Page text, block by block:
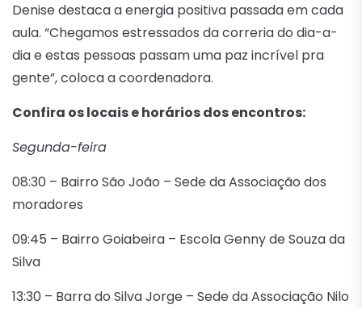
Denise destaca a energia positiva passada em cada
aula. “Chegamos estressados da correria do dia-a-
dia e estas pessoas passam uma paz incrível pra
gente”, coloca a coordenadora.
Confira os locais e horários dos encontros:
Segunda-feira
08:30 – Bairro São João – Sede da Associação dos
moradores
09:45 – Bairro Goiabeira – Escola Genny de Souza da
Silva
13:30 – Barra do Silva Jorge – Sede da Associação Nilo